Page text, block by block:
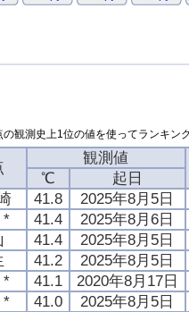
の観測史上1位の値を使ってランキン
観測値
℃
起日
41.8
2025年8月5日
* 41.4
2025年8月6日
41.4
2025年8月5日
41.2
2025年8月5日
* 41.1
2020年8月17日
* 41.0
2025年8月5日